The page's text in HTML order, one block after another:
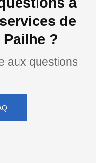
de
?
aux questions